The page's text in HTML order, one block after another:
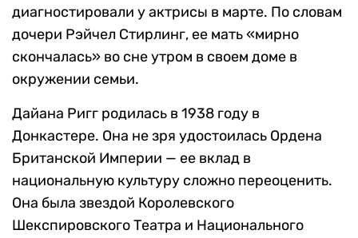
диагностировали у актрисы в марте. По словам
дочери Рэйчел Стирлинг, ее мать «мирно
скончалась» во сне утром в своем доме в
окружении семьи.
Дайана Ригг родилась в 1938 году в
Донкастере. Она не зря удостоилась Ордена
Британской Империи — ее вклад в
национальную культуру сложно переоценить.
Она была звездой Королевского
Шекспировского Театра и Национального